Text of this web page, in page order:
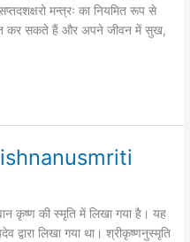
मन्त्रः का नियमित रूप से
कर सकते हैं और अपने जीवन में सुख,
कृष्ण की स्मृति में लिखा गया है। यह
द्वारा लिखा गया था। श्रीकृष्णनुस्मृति